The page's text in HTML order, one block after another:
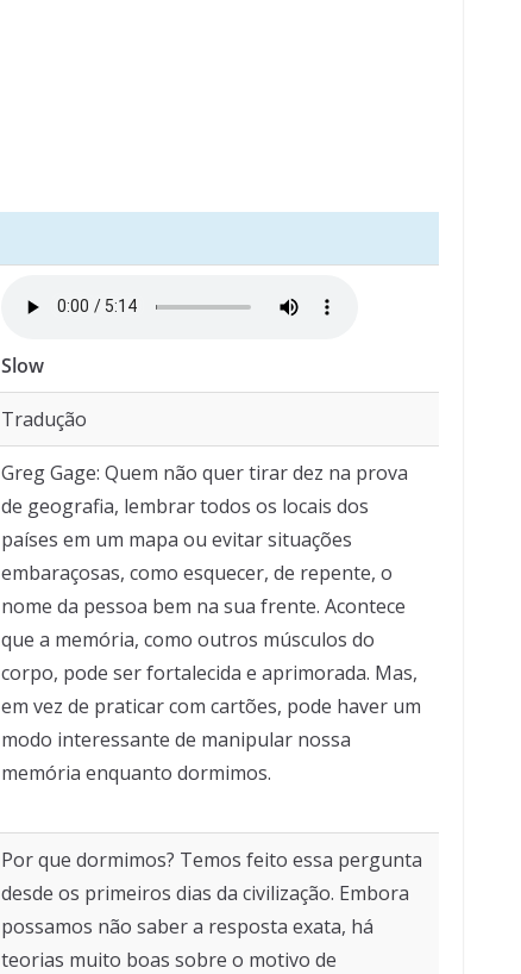
Slow
Tradução
Greg Gage: Quem não quer tirar dez na prova
de geografia, lembrar todos os locais dos
países em um mapa ou evitar situações
embaraçosas, como esquecer, de repente, o
nome da pessoa bem na sua frente. Acontece
que a memória, como outros músculos do
corpo, pode ser fortalecida e aprimorada. Mas,
em vez de praticar com cartões, pode haver um
modo interessante de manipular nossa
memória enquanto dormimos.
Por que dormimos? Temos feito essa pergunta
desde os primeiros dias da civilização. Embora
possamos não saber a resposta exata, há
teorias muito boas sobre o motivo de